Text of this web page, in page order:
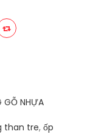
GỖ NHỰA
than tre, ốp